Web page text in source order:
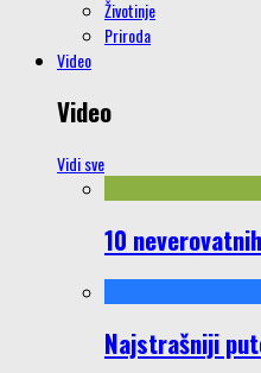
Životinje
Priroda
Video
Video
Vidi sve
10
Najstrašniji